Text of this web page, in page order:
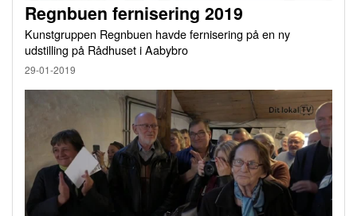
Regnbuen fernisering 2019
Kunstgruppen Regnbuen havde fernisering på en ny
udstilling på Rådhuset i Aabybro
29-01-2019